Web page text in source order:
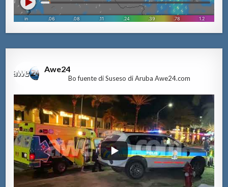
Awe24
Bo fuente di Suseso di Aruba Awe24.com